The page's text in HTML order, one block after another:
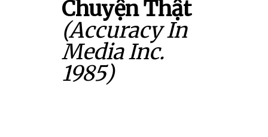
Chuyện Thật
(Accuracy In
Media Inc.
1985)